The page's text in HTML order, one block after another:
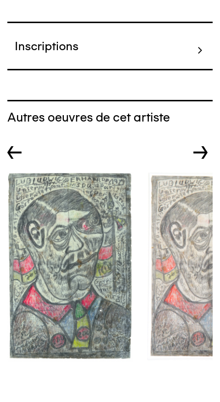
Inscriptions
Autres oeuvres de cet artiste
← →